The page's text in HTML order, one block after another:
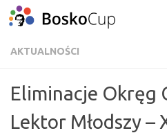
Przejdź do treści
AKTUALNOŚCI
Eliminacje Okręg
Lektor Młodszy –